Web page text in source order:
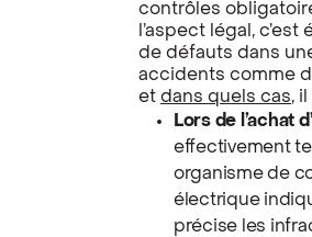
contrôles
l’aspect légal,
de défauts dans
accidents comme
et dans quels cas,
Lors de l’achat
effectivement
organisme de
électrique
précise les